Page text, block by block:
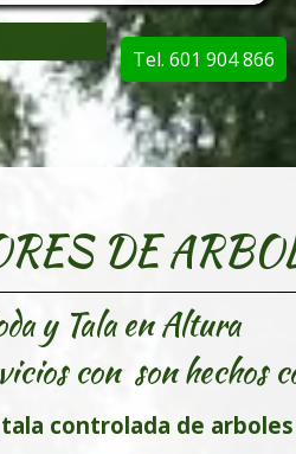
Tel. 601 904 866
DE
y Tala en Altura
con son hechos
controlada de